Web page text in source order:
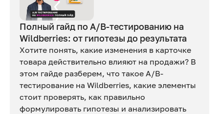
Полный гайд по A/B-тестированию на
Wildberries: от гипотезы до результата
Хотите понять, какие изменения в карточке
товара действительно влияют на продажи? В
этом гайде разберем, что такое A/B-
тестирование на Wildberries, какие элементы
стоит проверять, как правильно
формулировать гипотезы и анализировать